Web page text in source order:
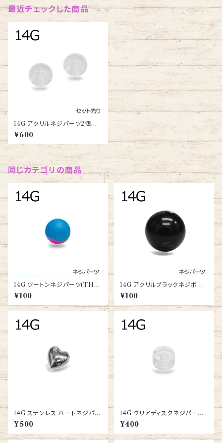
最近チェックした商品
14G アクリルネジパーツ2個セッ
ト(UV-TH-14G-CL-BA)
¥600
同じカテゴリの商品
14G ツートンネジパーツ(TH-
CO-14G-BA)
¥100
14G アクリルブラックネジボー
ル(XSAB4-14G)
¥100
14G ステンレス ハートネジパー
ツ(SC24-14G-SS-BA)
¥500
14G クリアディスクネジパーツ
(UV-THDS-14G-CL-BA)
¥400